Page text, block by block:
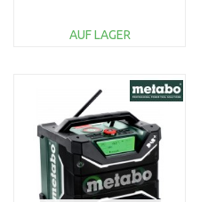
AUF LAGER
WARENKORB
Vergleichen